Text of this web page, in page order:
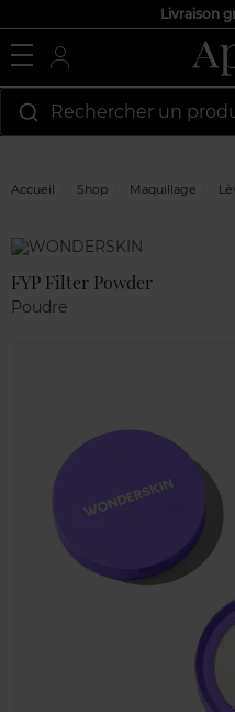
Livraison
Rechercher un
Accueil Shop Maquillage
Marque
FYP Filter Powder
Poudre